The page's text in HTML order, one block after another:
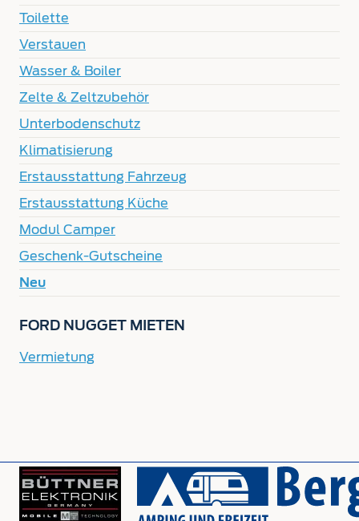
Toilette
Verstauen
Wasser & Boiler
Zelte & Zeltzubehör
Unterbodenschutz
Klimatisierung
Erstausstattung Fahrzeug
Erstausstattung Küche
Modul Camper
Geschenk-Gutscheine
Neu
FORD NUGGET MIETEN
Vermietung